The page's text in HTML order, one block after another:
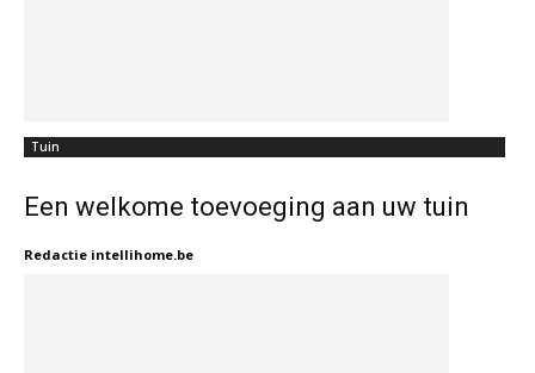
Tuin
Een welkome toevoeging aan uw tuin
Redactie intellihome.be